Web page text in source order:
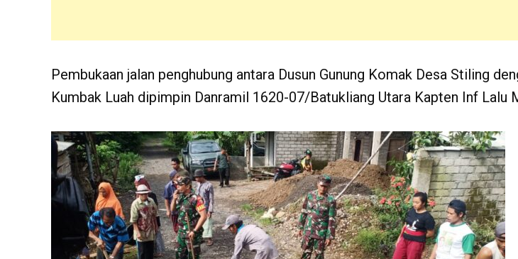
Pembukaan jalan penghubung antara Dusun Gunung Komak Desa Stiling
Kumbak Luah dipimpin Danramil 1620-07/Batukliang Utara Kapten Inf Lalu